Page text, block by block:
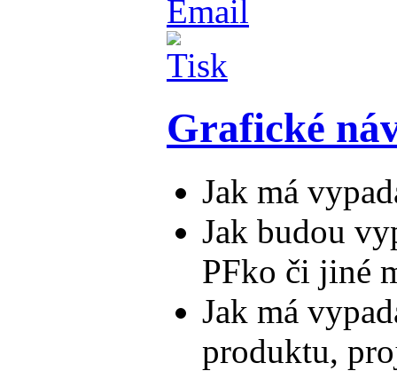
Grafické
Jak má
Jak budou
PFko či jiné
Jak má
produktu,